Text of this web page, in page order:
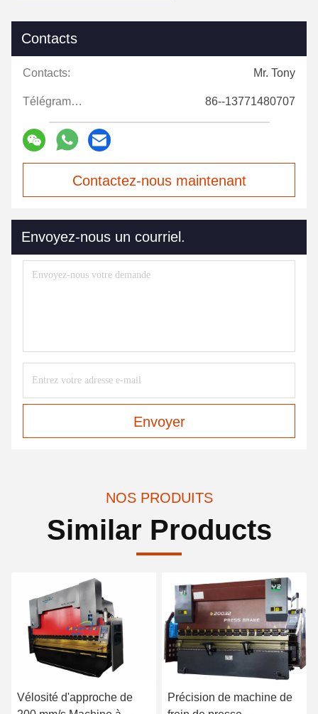
Contacts
Contacts: Mr. Tony
Télégramme: 86--13771480707
Contactez-nous maintenant
Envoyez-nous un courriel.
Envoyer
NOS PRODUITS
Similar Products
Vélosité d'approche de
Précision de machine de